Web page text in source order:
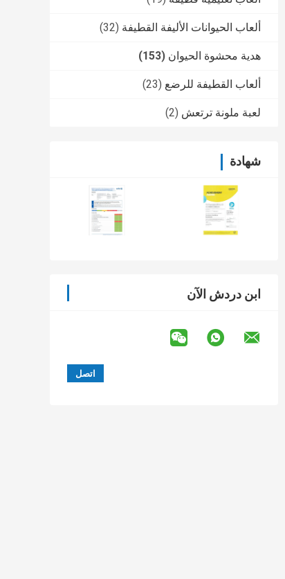
ألعاب الحيوانات الأليفة القطيفة (32)
هدية محشوة الحيوان (153)
ألعاب القطيفة للرضع (23)
لعبة ملونة ترتعش (2)
شهادة
ابن دردش الآن